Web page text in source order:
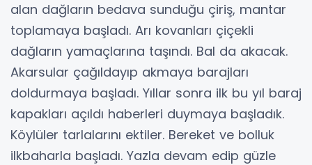
alan dağların bedava sunduğu çiriş, mantar
toplamaya başladı. Arı kovanları çiçekli
dağların yamaçlarına taşındı. Bal da akacak.
Akarsular çağıldayıp akmaya barajları
doldurmaya başladı. Yıllar sonra ilk bu yıl baraj
kapakları açıldı haberleri duymaya başladık.
Köylüler tarlalarını ektiler. Bereket ve bolluk
ilkbaharla başladı. Yazla devam edip güzle